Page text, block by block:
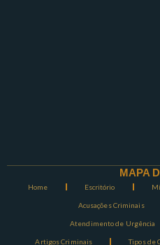
MAPA
Home Escritório
Acusações Criminais
Atendimento de Urgência
Artigos Criminais Tipos de